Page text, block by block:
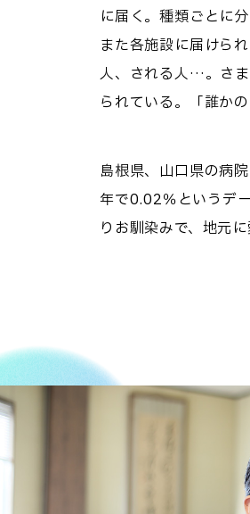
に届く。種類ごとに
また各施設に届けら
人、される人…。さ
られている。「誰か
島根県、山口県の病
年で0.02％というデ
りお馴染みで、地元